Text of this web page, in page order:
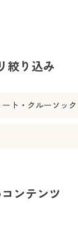
絞り込み
ート・クルーソッ
ンテンツ